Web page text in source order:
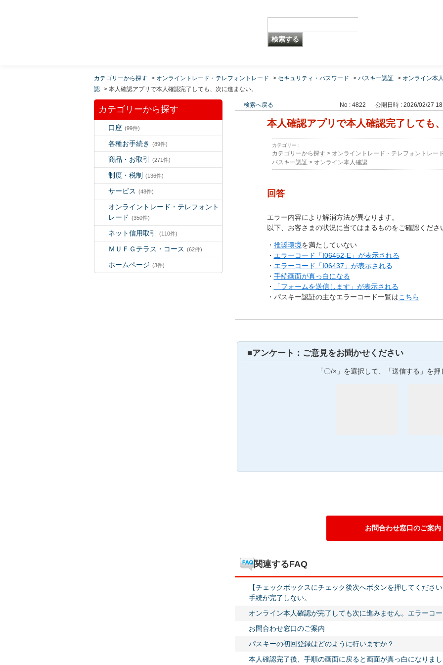
カテゴリーから探す > オンライントレード・テレフォントレード > セキュリティ・パスワード > パスキー認証 > オンライン本
認
> 本人確認アプリで本人確認完了しても、次に進まない。
カテゴリーから探す
口座 (99件)
各種お手続き (89件)
商品・お取引 (271件)
制度・税制 (136件)
サービス (48件)
オンライントレード・テレフォント
レード (350件)
ネット信用取引 (110件)
ＭＵＦＧテラス・コース (62件)
ホームページ (3件)
検索へ戻る No : 4822 公開日時 : 2026/02/27
本人確認アプリで本人確認完了しても
カテゴリー :
カテゴリーから探す > オンライントレード・テレフォントレー
パスキー認証 > オンライン本人確認
回答
エラー内容により解消方法が異なります。
以下、お客さまの状況に当てはまるものをご確認くださ
・ 推奨環境を満たしていない
・ エラーコード「I06452-E」が表示される
・ エラーコード「I06437」が表示される
・ 手続画面が真っ白になる
・
「フォームを送信します」が表示される
・パスキー認証の主なエラーコード一覧はこちら
■アンケート：ご意見をお聞かせください
「〇/×」を選択して、「送信する」を押
お問合わせ窓口のご案内
関連するFAQ
【チェックボックスにチェック後次へボタンを押してくださ
手続が完了しない。
オンライン本人確認が完了しても次に進みません。エラーコ
お問合わせ窓口のご案内
パスキーの初回登録はどのように行いますか？
本人確認完了後、手順の画面に戻ると画面が真っ白になりまし